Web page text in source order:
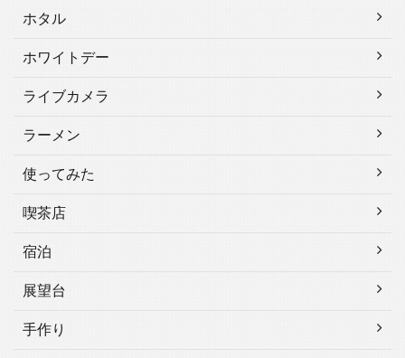
ホタル
ホワイトデー
ライブカメラ
ラーメン
使ってみた
喫茶店
宿泊
展望台
手作り